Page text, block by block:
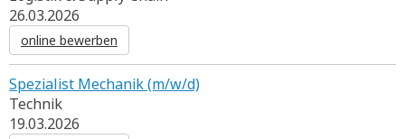
26.03.2026
online bewerben
Spezialist Mechanik (m/w/d)
Technik
19.03.2026